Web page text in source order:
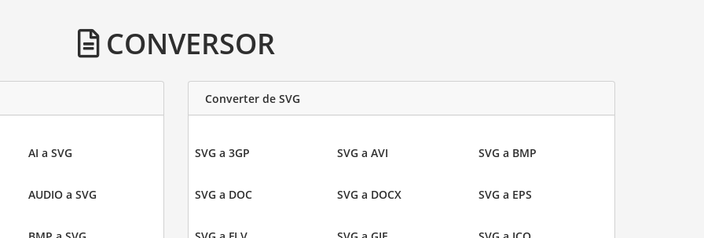
CONVERSOR
AI a SVG
AUDIO a SVG
Converter de SVG
SVG a 3GP SVG a AVI SVG a BMP
SVG a DOC SVG a DOCX SVG a EPS